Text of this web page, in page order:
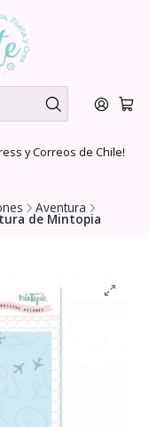
y Correos de Chile!
Aventura
de Mintopia